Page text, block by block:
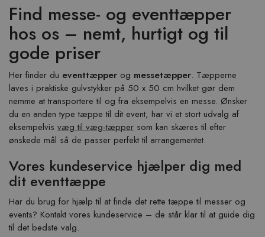
Find messe- og eventtæpper
hos os – nemt, hurtigt og til
gode priser
Her finder du eventtæpper og messetæpper. Tæpperne
laves i praktiske gulvstykker på 50 x 50 cm hvilket gør dem
nemme at transportere til og fra eksempelvis en messe. Ønsker
du en anden type tæppe til dit event, har vi et stort udvalg af
eksempelvis væg til væg-tæpper som kan skæres til efter
ønskede mål så de passer perfekt til arrangementet.
Vores kundeservice hjælper dig med
dit eventtæppe
Har du brug for hjælp til at finde det rette tæppe til messer og
events? Kontakt vores kundeservice – de står klar til at guide dig
til det bedste valg.